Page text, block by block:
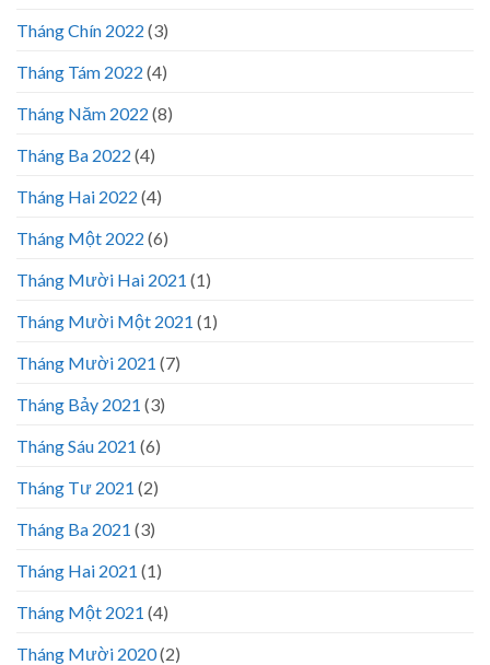
Tháng Chín 2022 (3)
Tháng Tám 2022 (4)
Tháng Năm 2022 (8)
Tháng Ba 2022 (4)
Tháng Hai 2022 (4)
Tháng Một 2022 (6)
Tháng Mười Hai 2021 (1)
Tháng Mười Một 2021 (1)
Tháng Mười 2021 (7)
Tháng Bảy 2021 (3)
Tháng Sáu 2021 (6)
Tháng Tư 2021 (2)
Tháng Ba 2021 (3)
Tháng Hai 2021 (1)
Tháng Một 2021 (4)
Tháng Mười 2020(2)